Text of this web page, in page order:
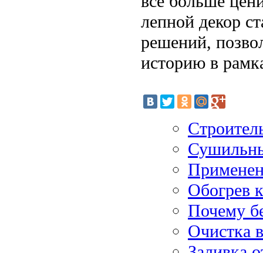
лепной декор
решений,
историю в
Обогрев
Почему
Очистка